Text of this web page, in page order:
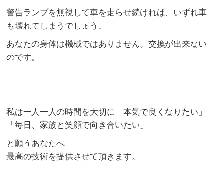
警告ランプを無視して車を走らせ続ければ、いずれ車
も壊れてしまうでしょう。
あなたの身体は機械ではありません。交換が出来ない
のです。
私は一人一人の時間を大切に「本気で良くなりたい」
「毎日、家族と笑顔で向き合いたい」
と願うあなたへ
最高の技術を提供させて頂きます。